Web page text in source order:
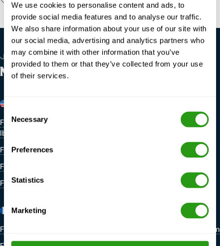
We use cookies to personalise content and ads, to
provide social media features and to analyse our traffic.
We also share information about your use of our site with
our social media, advertising and analytics partners who
may combine it with other information that you’ve
provided to them or that they’ve collected from your use
of their services.
Consent
Selection
Necessary
Preferences
Statistics
Marketing
JESTEŚMY GLOBALNI
NASZE LOKALIZACJE
Fuzje i przejęcia FMTC New
Iberia
FMTC M&A Houma
FMTC M&A Houston
FMTC M&A Lafayette
FMTC Zeebrugge
Francja
FMTC Dunkierka
FMTC Schiphol Amsterdam